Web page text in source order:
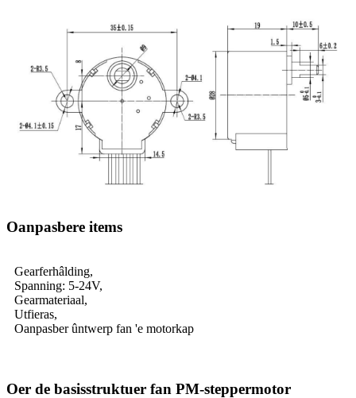
Oanpasbere items
Gearferhâlding,
Spanning: 5-24V,
Gearmateriaal,
Utfieras,
Oanpasber ûntwerp fan 'e motorkap
Oer de basisstruktuer fan PM-steppermotor